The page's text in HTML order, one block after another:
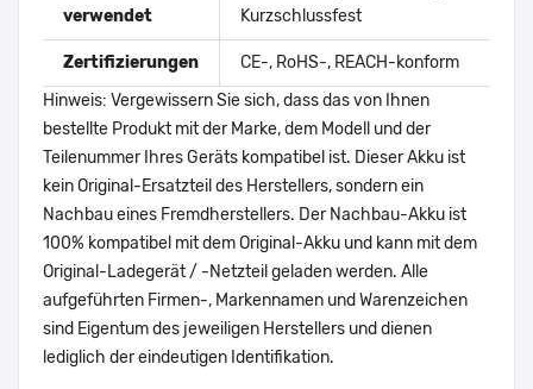
verwendet
Kurzschlussfest
Zertifizierungen
CE-, RoHS-, REACH-konform
Hinweis: Vergewissern Sie sich, dass das von Ihnen
bestellte Produkt mit der Marke, dem Modell und der
Teilenummer Ihres Geräts kompatibel ist. Dieser Akku ist
kein Original-Ersatzteil des Herstellers, sondern ein
Nachbau eines Fremdherstellers. Der Nachbau-Akku ist
100% kompatibel mit dem Original-Akku und kann mit dem
Original-Ladegerät / -Netzteil geladen werden. Alle
aufgeführten Firmen-, Markennamen und Warenzeichen
sind Eigentum des jeweiligen Herstellers und dienen
lediglich der eindeutigen Identifikation.